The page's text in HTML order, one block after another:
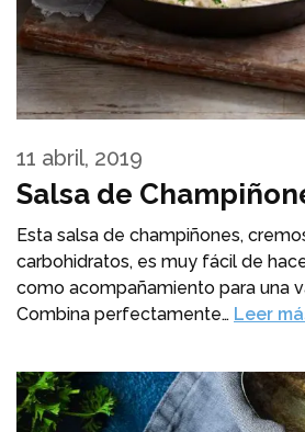
Salsa de
11 abril, 2019
Esta salsa de champiñones,
carbohidratos, es muy fácil de
como acompañamiento para una
Combina perfectamente… Leer